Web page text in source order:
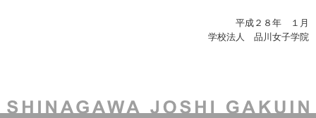
平成２８年 １月
学校法人 品川女子学院